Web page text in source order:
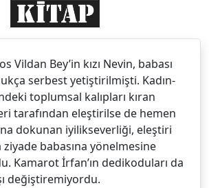
Vildan Bey’in kızı Nevin, babası
serbest yetiştirilmişti. Kadın-
toplumsal kalıpları kıran
tarafından eleştirilse de hemen
dokunan iyilikseverliği, eleştiri
ziyade babasına yönelmesine
Kamarot İrfan’ın dedikoduları da
değiştiremiyordu.